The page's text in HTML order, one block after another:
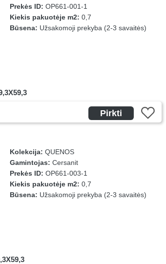
Prekės ID: OP661-001-1
Kiekis pakuotėje m2: 0,7
Būsena: Užsakomoji prekyba (2-3 savaitės)
Pirkti
Kolekcija: QUENOS
Gamintojas: Cersanit
Prekės ID: OP661-003-1
Kiekis pakuotėje m2: 0,7
Būsena: Užsakomoji prekyba (2-3 savaitės)